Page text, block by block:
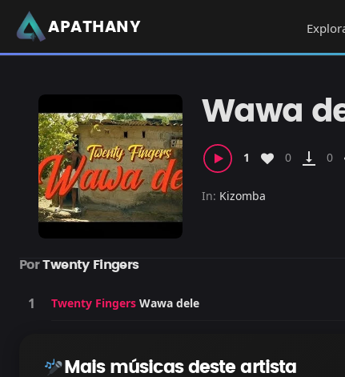
APATHANY
Wawa
1 0 vertical_align_bottom 0
In: Kizomba
Por Twenty Fingers
Twenty Fingers Wawa dele
Mais músicas deste artista